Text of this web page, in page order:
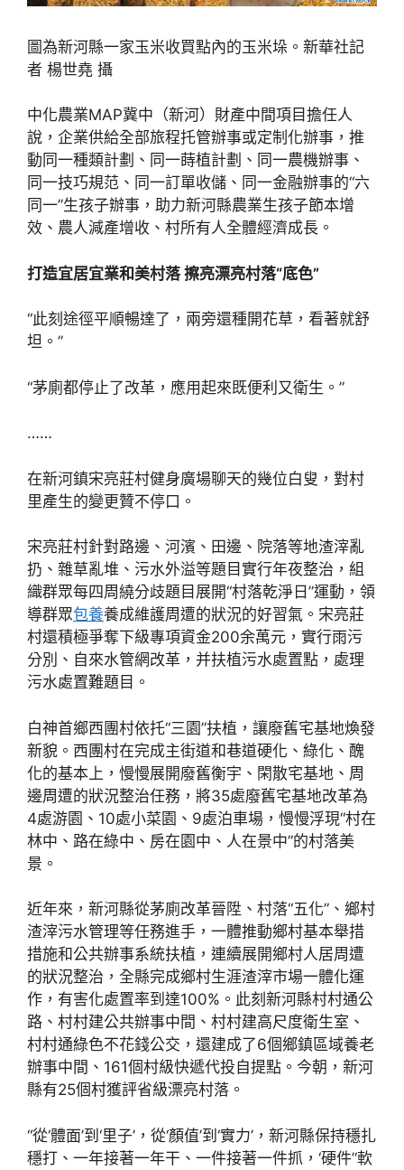
圖為新河縣一家玉米收買點內的玉米垛。新華社記
者 楊世堯 攝
中化農業MAP冀中（新河）財產中間項目擔任人
說，企業供給全部旅程托管辦事或定制化辦事，推
動同一種類計劃、同一蒔植計劃、同一農機辦事、
同一技巧規范、同一訂單收儲、同一金融辦事的“六
同一”生孩子辦事，助力新河縣農業生孩子節本增
效、農人減產增收、村所有人全體經濟成長。
打造宜居宜業和美村落 擦亮漂亮村落“底色”
“此刻途徑平順暢達了，兩旁還種開花草，看著就舒
坦。”
“茅廁都停止了改革，應用起來既便利又衛生。”
……
在新河鎮宋亮莊村健身廣場聊天的幾位白叟，對村
里產生的變更贊不停口。
宋亮莊村針對路邊、河濱、田邊、院落等地渣滓亂
扔、雜草亂堆、污水外溢等題目實行年夜整治，組
織群眾每四周繞分歧題目展開“村落乾淨日”運動，領
導群眾包養養成維護周遭的狀況的好習氣。宋亮莊
村還積極爭奪下級專項資金200余萬元，實行雨污
分別、自來水管網改革，并扶植污水處置點，處理
污水處置難題目。
白神首鄉西團村依托“三園”扶植，讓廢舊宅基地煥發
新貌。西團村在完成主街道和巷道硬化、綠化、醜
化的基本上，慢慢展開廢舊衡宇、閑散宅基地、周
邊周遭的狀況整治任務，將35處廢舊宅基地改革為
4處游園、10處小菜園、9處泊車場，慢慢浮現“村在
林中、路在綠中、房在園中、人在景中”的村落美
景。
近年來，新河縣從茅廁改革晉陞、村落“五化”、鄉村
渣滓污水管理等任務進手，一體推動鄉村基本舉措
措施和公共辦事系統扶植，連續展開鄉村人居周遭
的狀況整治，全縣完成鄉村生涯渣滓市場一體化運
作，有害化處置率到達100%。此刻新河縣村村通公
路、村村建公共辦事中間、村村建高尺度衛生室、
村村通綠色不花錢公交，還建成了6個鄉鎮區域養老
辦事中間、161個村級快遞代投自提點。今朝，新河
縣有25個村獲評省級漂亮村落。
“從‘體面’到‘里子’，從‘顏值’到‘實力’，新河縣保持穩扎
穩打、一年接著一年干、一件接著一件抓，‘硬件’‘軟